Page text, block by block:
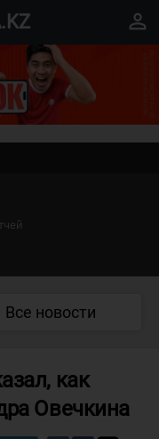
perm_identity
Все новости
как
Овечкина